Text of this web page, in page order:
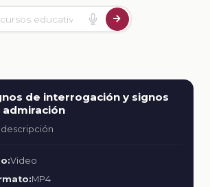
de interrogación y signos
admiración
descripción
Video
MP4